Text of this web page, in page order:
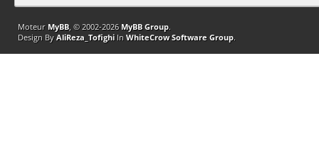
Moteur MyBB, © 2002-2026 MyBB Group.
Design By AliReza_TofighiIn WhiteCrow Software Group.